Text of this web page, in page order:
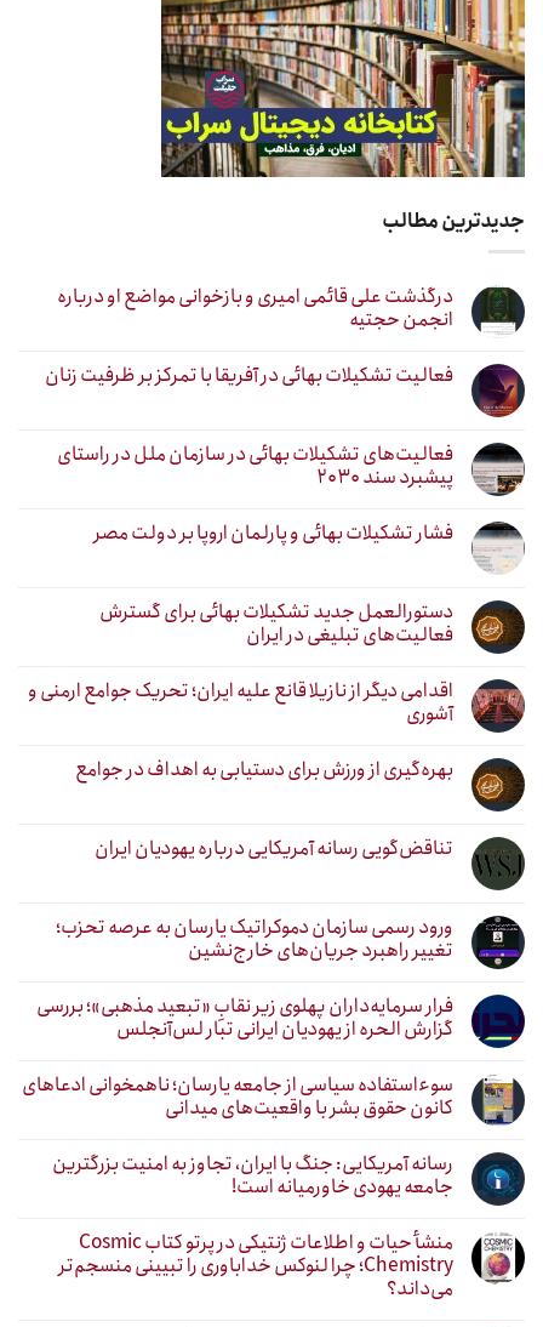
جدیدترین مطالب
درگذشت علی قائمی امیری و بازخوانی مواضع او درباره
انجمن حجتیه
فعالیت تشکیلات بهائی در آفریقا با تمرکز بر ظرفیت زنان
فعالیت‌های تشکیلات بهائی در سازمان ملل در راستای
پیشبرد سند ۲۰۳۰
فشار تشکیلات بهائی و پارلمان اروپا بر دولت مصر
دستورالعمل جدید تشکیلات بهائی برای گسترش
فعالیت‌های تبلیغی در ایران
اقدامی دیگر از نازیلا قانع علیه ایران؛ تحریک جوامع ارمنی و
آشوری
بهره‌گیری از ورزش برای دستیابی به اهداف در جوامع
تناقض‌گویی رسانه آمریکایی درباره یهودیان ایران
ورود رسمی سازمان دموکراتیک یارسان به عرصه تحزب؛
تغییر راهبرد جریان‌های خارج‌نشین
فرار سرمایه‌داران پهلوی زیر نقابِ «تبعید مذهبی»؛ بررسی
گزارش الحره از یهودیان ایرانی تبار لس‌آنجلس
سوءاستفاده سیاسی از جامعه یارسان؛ ناهمخوانی ادعاهای
کانون حقوق بشر با واقعیت‌های میدانی
رسانه آمریکایی: جنگ با ایران، تجاوز به امنیت بزرگترین
جامعه یهودی خاورمیانه است!
منشأ حیات و اطلاعات ژنتیکی در پرتو کتاب Cosmic
Chemistry؛ چرا لنوکس خداباوری را تبیینی منسجم‌تر
می‌داند؟